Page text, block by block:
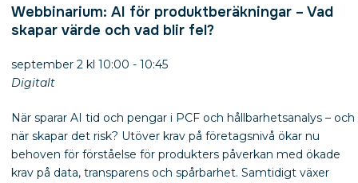
Webbinarium: AI för produktberäkningar – Vad
skapar värde och vad blir fel?
september 2 kl 10:00 - 10:45
Digitalt
När sparar AI tid och pengar i PCF och hållbarhetsanalys – och
när skapar det risk? Utöver krav på företagsnivå ökar nu
behoven för förståelse för produkters påverkan med ökade
krav på data, transparens och spårbarhet. Samtidigt växer